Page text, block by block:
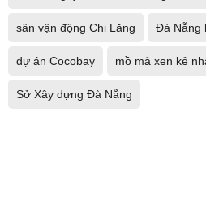
sân vận động Chi Lăng Đà Nẵng
dự án Cocobay mồ mả xen kẻ
Sở Xây dựng Đà Nẵng